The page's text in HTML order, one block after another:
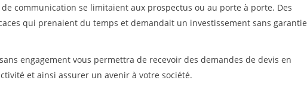
communication se limitaient aux prospectus ou au porte à porte. Des
qui prenaient du temps et demandait un investissement sans garantie
engagement vous permettra de recevoir des demandes de devis en
et ainsi assurer un avenir à votre société.